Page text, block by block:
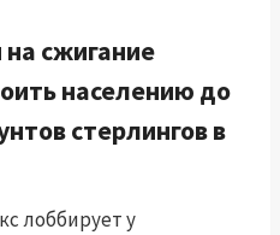
сжигание
населению до
стерлингов в
лоббирует у